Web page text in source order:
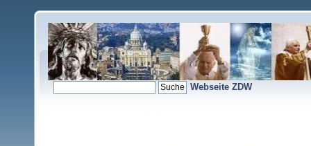
Webseite ZDW